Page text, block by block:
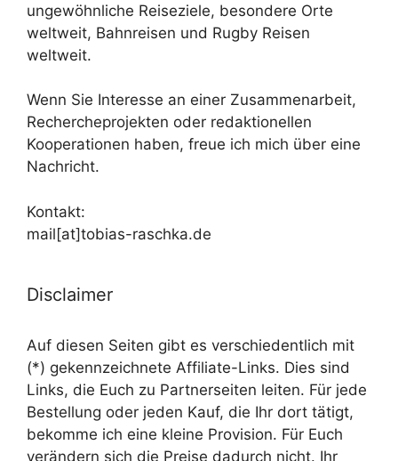
ungewöhnliche Reiseziele, besondere Orte
weltweit, Bahnreisen und Rugby Reisen
weltweit.
Wenn Sie Interesse an einer Zusammenarbeit,
Rechercheprojekten oder redaktionellen
Kooperationen haben, freue ich mich über eine
Nachricht.
Kontakt:
mail[at]tobias-raschka.de
Disclaimer
Auf diesen Seiten gibt es verschiedentlich mit
(*) gekennzeichnete Affiliate-Links. Dies sind
Links, die Euch zu Partnerseiten leiten. Für jede
Bestellung oder jeden Kauf, die Ihr dort tätigt,
bekomme ich eine kleine Provision. Für Euch
verändern sich die Preise dadurch nicht. Ihr